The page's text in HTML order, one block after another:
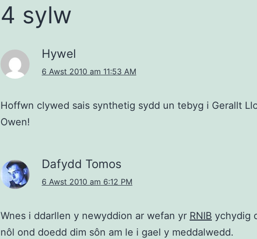
4 sylw
Hywel
6 Awst 2010 am 11:53 AM
Hoffwn clywed sais synthetig sydd un tebyg i Gerallt
Owen!
Dafydd Tomos
6 Awst 2010 am 6:12 PM
Wnes i ddarllen y newyddion ar wefan yr RNIB ychydig
nôl ond doedd dim sôn am le i gael y meddalwedd.